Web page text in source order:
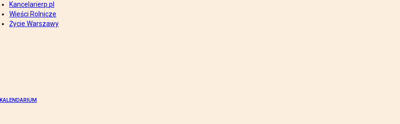
Kancelarierp.pl
Wieści Rolnicze
Życie Warszawy
KALENDARIUM